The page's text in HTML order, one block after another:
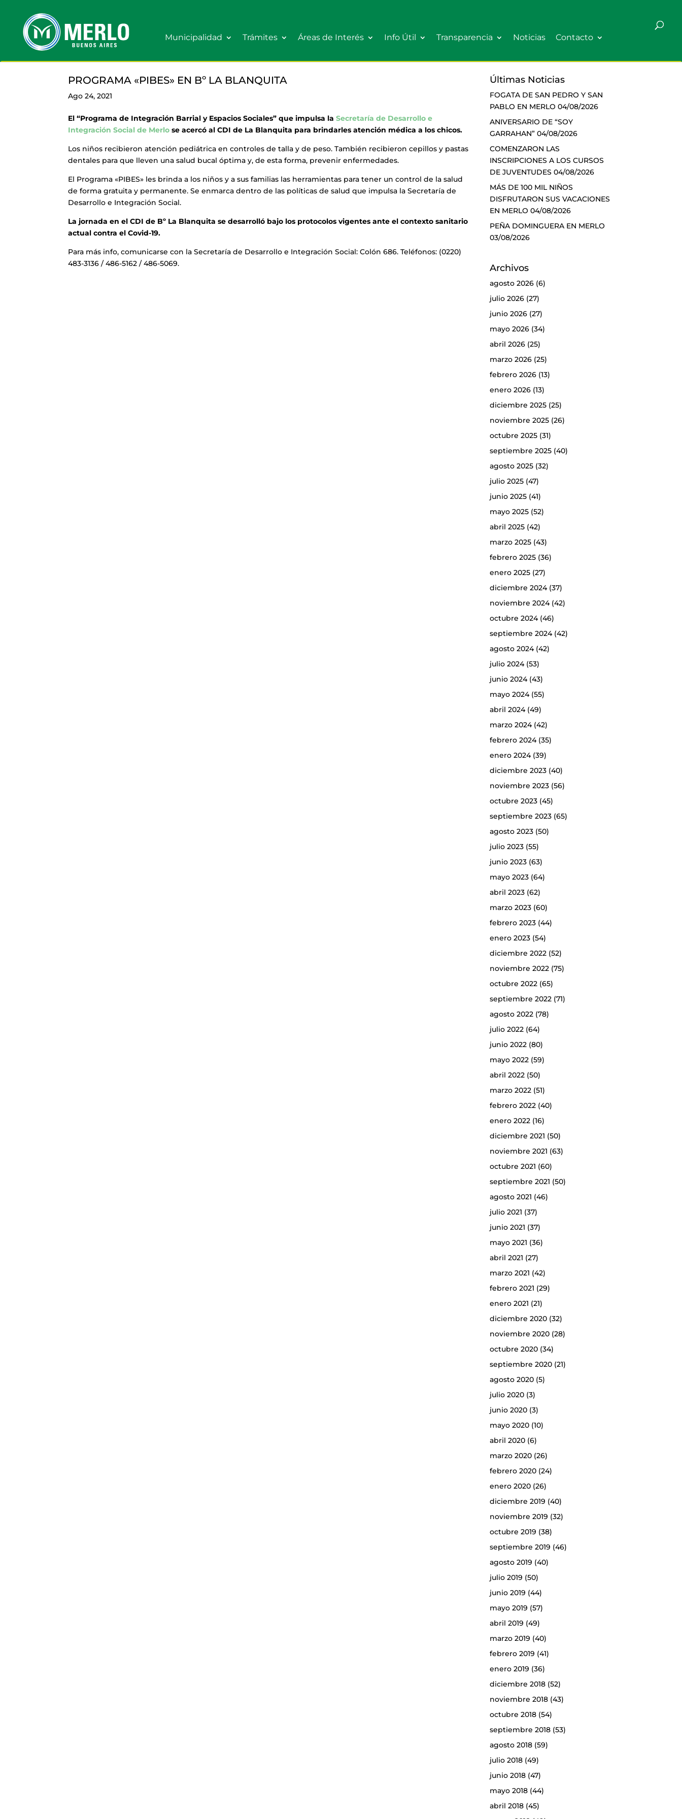
Municipalidad Trámites Áreas de Interés Info Útil Transparencia Noticias Contacto
PROGRAMA «PIBES» EN Bº LA BLANQUITA
Ago 24, 2021
El “Programa de Integración Barrial y Espacios Sociales” que impulsa laSecretaría de Desarrollo e
Integración Social de Merlo se acercó al CDI de La Blanquita para brindarles atención médica a los chicos.
Los niños recibieron atención pediátrica en controles de talla y de peso. También recibieron cepillos y pastas
dentales para que lleven una salud bucal óptima y, de esta forma, prevenir enfermedades.
El Programa «PIBES» les brinda a los niños y a sus familias las herramientas para tener un control de la salud
de forma gratuita y permanente. Se enmarca dentro de las políticas de salud que impulsa la Secretaría de
Desarrollo e Integración Social.
La jornada en el CDI de Bº La Blanquita se desarrolló bajo los protocolos vigentes ante el contexto sanitario
actual contra el Covid-19.
Para más info, comunicarse con la Secretaría de Desarrollo e Integración Social: Colón 686. Teléfonos: (0220)
483-3136 / 486-5162 / 486-5069.
Últimas Noticias
FOGATA DE SAN PEDRO Y SAN
PABLO EN MERLO 04/08/2026
ANIVERSARIO DE “SOY
GARRAHAN” 04/08/2026
COMENZARON LAS
INSCRIPCIONES A LOS CURSOS
DE JUVENTUDES 04/08/2026
MÁS DE 100 MIL NIÑOS
DISFRUTARON SUS VACACIONES
EN MERLO 04/08/2026
PEÑA DOMINGUERA EN MERLO
03/08/2026
Archivos
agosto 2026(6)
julio 2026(27)
junio 2026(27)
mayo 2026(34)
abril 2026(25)
marzo 2026(25)
febrero 2026(13)
enero 2026(13)
diciembre 2025(25)
noviembre 2025(26)
octubre 2025(31)
septiembre 2025(40)
agosto 2025(32)
julio 2025(47)
junio 2025(41)
mayo 2025(52)
abril 2025(42)
marzo 2025(43)
febrero 2025(36)
enero 2025(27)
diciembre 2024(37)
noviembre 2024(42)
octubre 2024(46)
septiembre 2024(42)
agosto 2024(42)
julio 2024(53)
junio 2024(43)
mayo 2024(55)
abril 2024(49)
marzo 2024(42)
febrero 2024(35)
enero 2024(39)
diciembre 2023(40)
noviembre 2023(56)
octubre 2023(45)
septiembre 2023(65)
agosto 2023(50)
julio 2023(55)
junio 2023(63)
mayo 2023(64)
abril 2023(62)
marzo 2023(60)
febrero 2023(44)
enero 2023(54)
diciembre 2022(52)
noviembre 2022(75)
octubre 2022(65)
septiembre 2022(71)
agosto 2022(78)
julio 2022(64)
junio 2022(80)
mayo 2022(59)
abril 2022(50)
marzo 2022(51)
febrero 2022(40)
enero 2022(16)
diciembre 2021 (50)
noviembre 2021 (63)
octubre 2021 (60)
septiembre 2021 (50)
agosto 2021 (46)
julio 2021 (37)
junio 2021 (37)
mayo 2021 (36)
abril 2021 (27)
marzo 2021 (42)
febrero 2021 (29)
enero 2021 (21)
diciembre 2020(32)
noviembre 2020(28)
octubre 2020(34)
septiembre 2020(21)
agosto 2020(5)
julio 2020(3)
junio 2020(3)
mayo 2020(10)
abril 2020(6)
marzo 2020(26)
febrero 2020(24)
enero 2020(26)
diciembre 2019 (40)
noviembre 2019 (32)
octubre 2019 (38)
septiembre 2019 (46)
agosto 2019 (40)
julio 2019 (50)
junio 2019 (44)
mayo 2019 (57)
abril 2019 (49)
marzo 2019 (40)
febrero 2019 (41)
enero 2019 (36)
diciembre 2018(52)
noviembre 2018(43)
octubre 2018(54)
septiembre 2018(53)
agosto 2018(59)
julio 2018(49)
junio 2018(47)
mayo 2018(44)
abril 2018(45)